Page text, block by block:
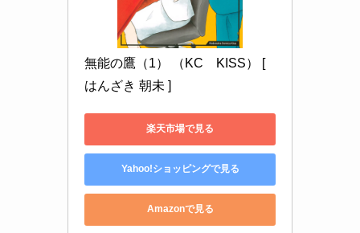
無能の鷹（1） （KC　KISS） [
はんざき 朝未 ]
楽天市場で見る
Yahoo!ショッピングで見る
Amazonで見る